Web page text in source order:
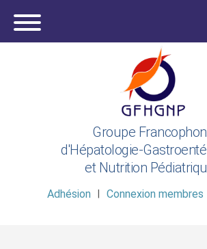
Groupe
d'Hépatologie-
et Nutrition
Adhésion Connexion membres